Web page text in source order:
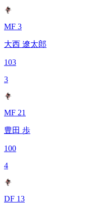
MF 3
大西 遼太郎
103
3
MF 21
豊田 歩
100
4
DF 13